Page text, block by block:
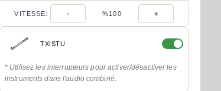
VITESSE: - %100 +
TXISTU
* Utilisez les interrupteurs pour activer/désactiver les
instruments dans l'audio combiné.